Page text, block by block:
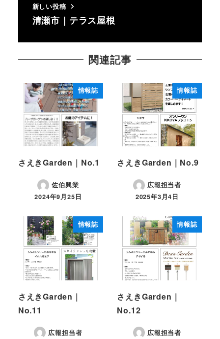
新しい投稿
清瀬市｜テラス屋根
関連記事
情報誌
さえきGarden｜No.1
佐伯興業
投稿日
2024年9月25日
情報誌
さえきGarden｜No.9
広報担当者
投稿日
2025年3月4日
情報誌
さえきGarden｜
No.11
広報担当者
情報誌
さえきGarden｜
No.12
広報担当者